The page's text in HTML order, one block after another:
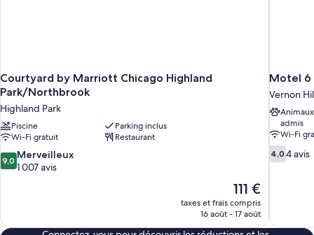
Courtyard by Marriott Chicago Highland
Park/Northbrook
Highland Park
Piscine
Parking inclus
Wi-Fi gratuit
Restaurant
9.0
sur
9,0 Merveilleux
1 007 avis
Le
nouveau
prix
111 €
taxes et frais compris
16 août - 17 août
Motel 6
Vernon
admis
Wi-Fi
4.0
sur
4,0 4 avis